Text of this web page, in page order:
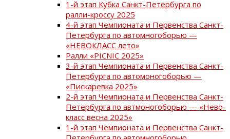
1-й этап Кубка Санкт-Петербурга по
ралли-кроссу 2025
4-й этап Чемпионата и Первенства Санкт-
Петербурга по автомногоборью —
«НЕВОКЛАСС лето»
Ралли «PICNIC 2025»
3-й этап Чемпионата и Первенства Санкт-
Петербурга по автомоногоборью —
«Пискаревка 2025»
2-й этап Чемпионата и Первенства Санкт-
Петербурга по автмоногоборью — «Нево-
класс весна 2025»
1-й этап Чемпионата и Первенства Санкт-